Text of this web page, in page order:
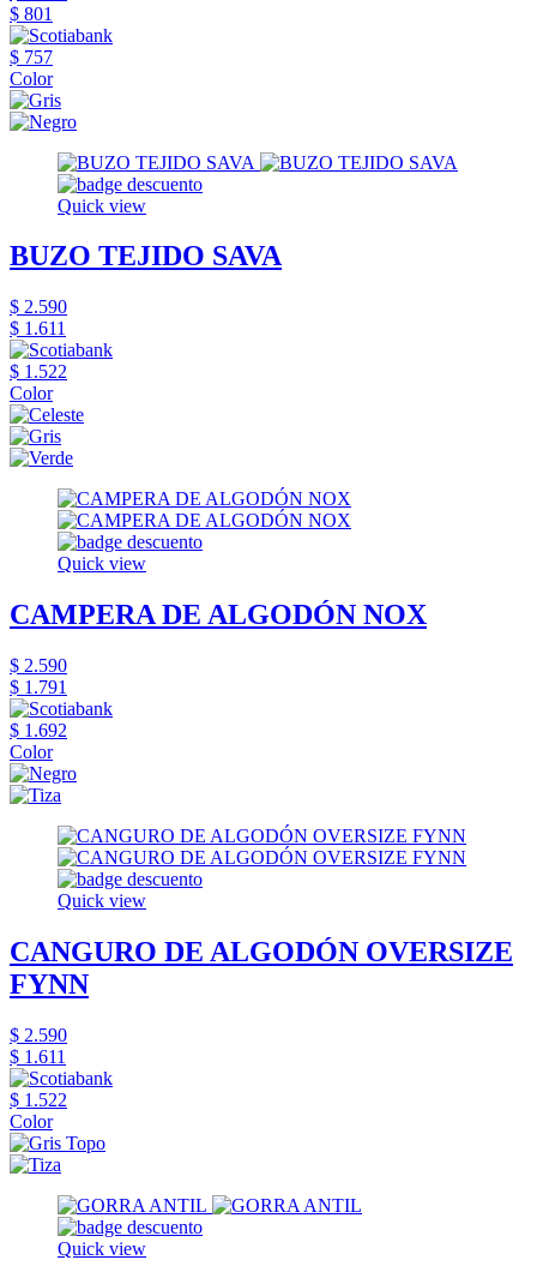
$ 801
$ 757
Color
Quick view
BUZO TEJIDO SAVA
$ 2.590
$ 1.611
$ 1.522
Color
Quick view
CAMPERA DE ALGODÓN NOX
$ 2.590
$ 1.791
$ 1.692
Color
Quick view
CANGURO DE ALGODÓN OVERSIZE
FYNN
$ 2.590
$ 1.611
$ 1.522
Color
Quick view